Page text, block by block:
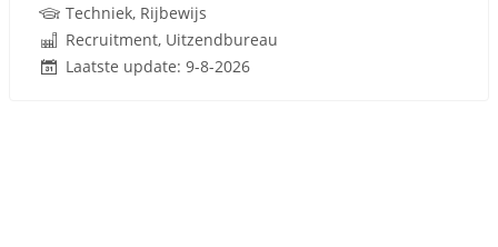
Techniek, Rijbewijs
Recruitment, Uitzendbureau
Laatste update: 9-8-2026